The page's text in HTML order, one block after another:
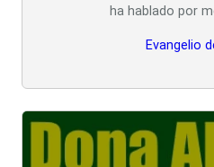
ha hablado por
Evangelio